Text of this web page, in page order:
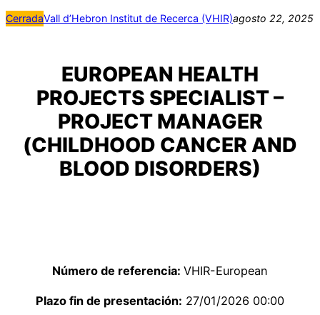
CerradaVall d’Hebron Institut de Recerca (VHIR)agosto 22, 2025
EUROPEAN HEALTH
PROJECTS SPECIALIST –
PROJECT MANAGER
(CHILDHOOD CANCER AND
BLOOD DISORDERS)
Número de referencia: VHIR-European
Plazo fin de presentación: 27/01/2026 00:00